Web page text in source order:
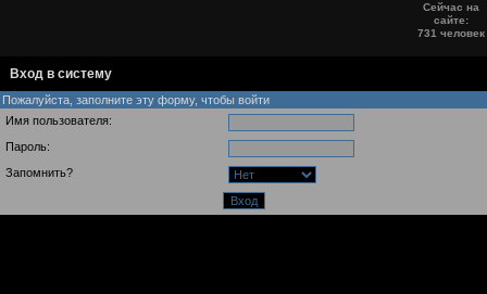
Сейчас на
сайте:
731 человек
Вход в систему
Пожалуйста, заполните эту форму, чтобы войти
Имя пользователя:
Пароль:
Запомнить?